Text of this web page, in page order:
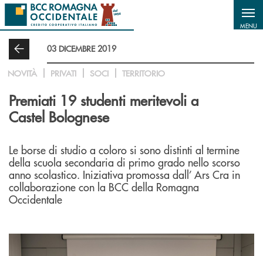
Salta al contenuto principale
MENU
03 DICEMBRE 2019
NOVITÀ PRIVATI SOCI TERRITORIO
Premiati 19 studenti meritevoli a
Castel Bolognese
Le borse di studio a coloro si sono distinti al termine
della scuola secondaria di primo grado nello scorso
anno scolastico. Iniziativa promossa dall’ Ars Cra in
collaborazione con la BCC della Romagna
Occidentale